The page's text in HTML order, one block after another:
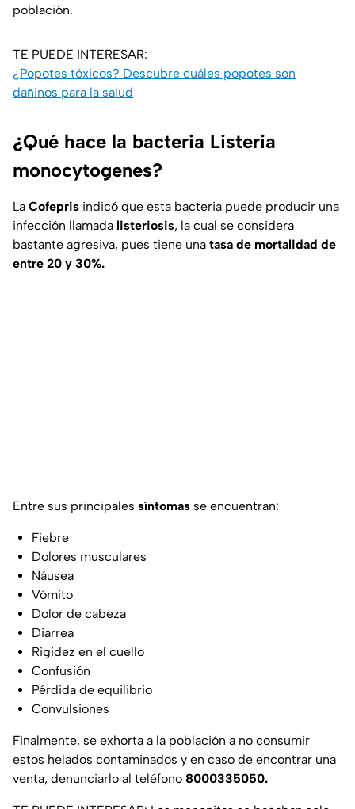
población.
TE PUEDE INTERESAR:
¿Popotes tóxicos? Descubre cuáles popotes son
dañinos para la salud
¿Qué hace la bacteria Listeria
monocytogenes?
La Cofepris indicó que esta bacteria puede producir una
infección llamada listeriosis, la cual se considera
bastante agresiva, pues tiene una tasa de mortalidad de
entre 20 y 30%.
Entre sus principales síntomas se encuentran:
Fiebre
Dolores musculares
Náusea
Vómito
Dolor de cabeza
Diarrea
Rigidez en el cuello
Confusión
Pérdida de equilibrio
Convulsiones
Finalmente, se exhorta a la población a no consumir
estos helados contaminados y en caso de encontrar una
venta, denunciarlo al teléfono 8000335050.